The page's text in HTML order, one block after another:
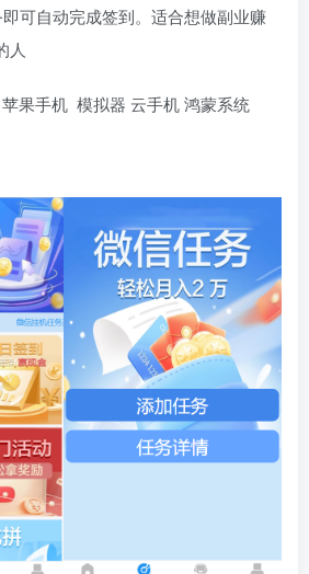
可自动完成签到。适合想做副业赚
人
果手机 模拟器 云手机 鸿蒙系统